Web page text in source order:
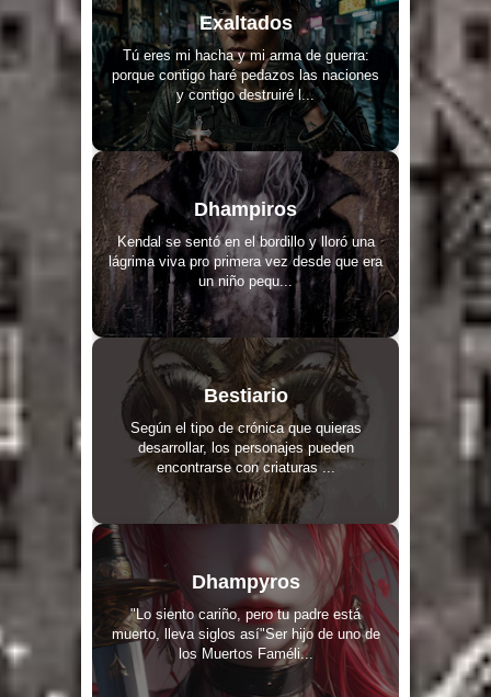
Exaltados
Tú eres mi hacha y mi arma de guerra:
porque contigo haré pedazos las naciones
y contigo destruiré l...
Dhampiros
Kendal se sentó en el bordillo y lloró una
lágrima viva pro primera vez desde que era
un niño pequ...
Bestiario
Según el tipo de crónica que quieras
desarrollar, los personajes pueden
encontrarse con criaturas ...
Dhampyros
"Lo siento cariño, pero tu padre está
muerto, lleva siglos así"Ser hijo de uno de
los Muertos Faméli...